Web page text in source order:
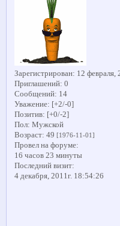
Зарегистрирован: 12 февраля,
Приглашений: 0
Сообщений: 14
Уважение: [+2/-0]
Позитив: [+0/-2]
Пол: Мужской
Возраст: 49 [1976-11-01]
Провел на форуме:
16 часов 23 минуты
Последний визит:
4 декабря, 2011г. 18:54:26